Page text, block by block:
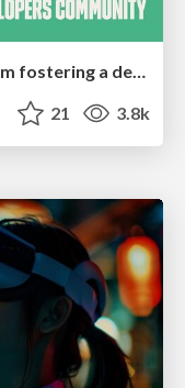
No one is an island. Learnings from fostering a developers community.
21 3.8k